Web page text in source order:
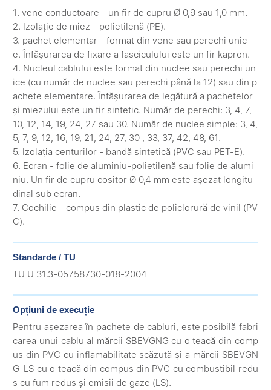
1. vene conductoare - un fir de cupru Ø 0,9 sau 1,0 mm.
2. Izolație de miez - polietilenă (PE).
3. pachet elementar - format din vene sau perechi unic
e. Înfășurarea de fixare a fasciculului este un fir kapron.
4. Nucleul cablului este format din nuclee sau perechi un
ice (cu număr de nuclee sau perechi până la 12) sau din p
achete elementare. Înfășurarea de legătură a pachetelor
și miezului este un fir sintetic. Număr de perechi: 3, 4, 7,
10, 12, 14, 19, 24, 27 sau 30. Număr de nuclee simple: 3, 4,
5, 7, 9, 12, 16, 19, 21, 24, 27, 30 , 33, 37, 42, 48, 61.
5. Izolația centurilor - bandă sintetică (PVC sau PET-E).
6. Ecran - folie de aluminiu-polietilenă sau folie de alumi
niu. Un fir de cupru cositor Ø 0,4 mm este așezat longitu
dinal sub ecran.
7. Cochilie - compus din plastic de policlorură de vinil (PV
C).
Standarde / TU
TU U 31.3-05758730-018-2004
Opțiuni de execuție
Pentru așezarea în pachete de cabluri, este posibilă fabri
carea unui cablu al mărcii SBEVGNG cu o teacă din comp
us din PVC cu inflamabilitate scăzută și a mărcii SBEVGN
G-LS cu o teacă din compus din PVC cu combustibil redu
s cu fum redus și emisii de gaze (LS).